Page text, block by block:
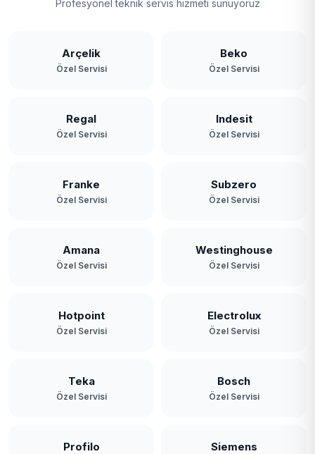
Profesyonel teknik servis hizmeti sunuyoruz
Arçelik
Özel Servisi
Beko
Özel Servisi
Regal
Özel Servisi
Indesit
Özel Servisi
Franke
Özel Servisi
Subzero
Özel Servisi
Amana
Özel Servisi
Westinghouse
Özel Servisi
Hotpoint
Özel Servisi
Electrolux
Özel Servisi
Teka
Özel Servisi
Bosch
Özel Servisi
Profilo Siemens